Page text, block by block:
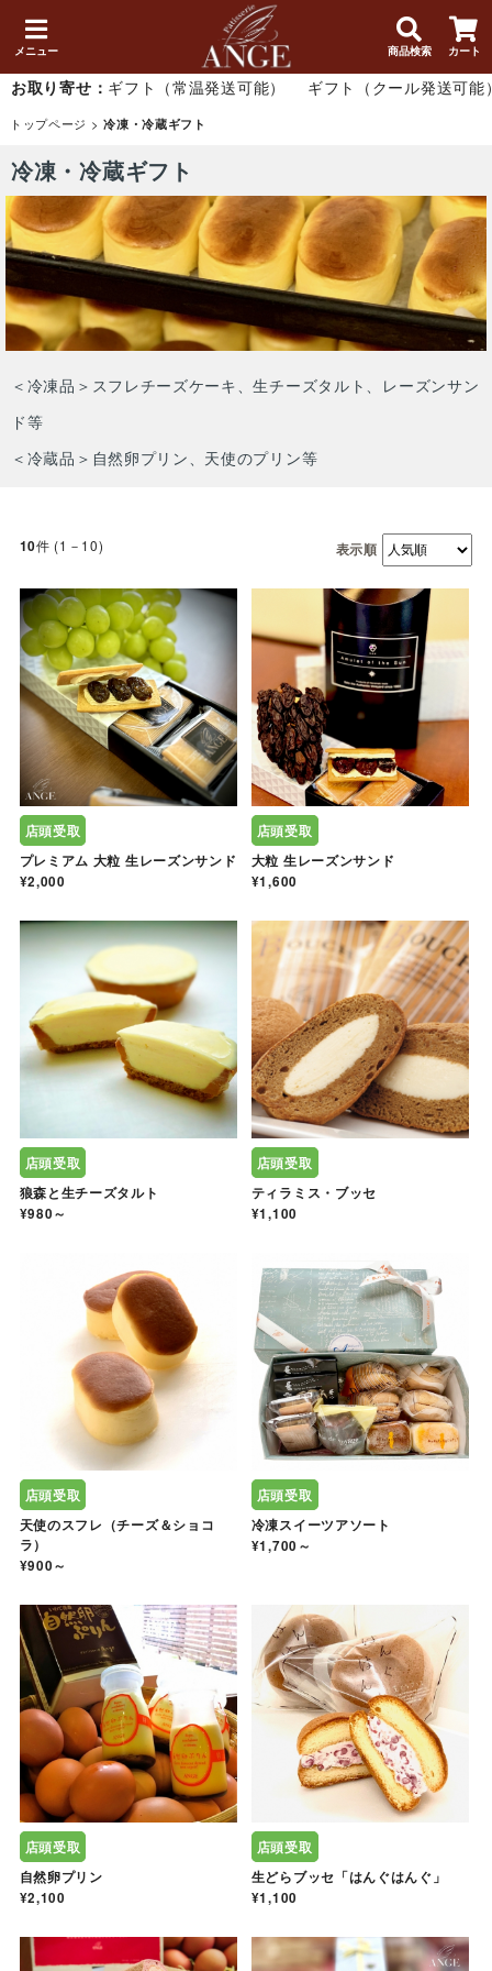
メニュー 商品検索 カート
お取り寄せ： ギフト（常温発送可能） ギフト（クール発送可能
トップページ >冷凍・冷蔵ギフト
冷凍・冷蔵ギフト
＜冷凍品＞スフレチーズケーキ、生チーズタルト、レーズンサン
ド等
＜冷蔵品＞自然卵プリン、天使のプリン等
10件 (1－10) 表示順
店頭受取
プレミアム 大粒 生レーズンサンド
¥2,000
店頭受取
大粒 生レーズンサンド
¥1,600
店頭受取
狼森と生チーズタルト
¥980～
店頭受取
ティラミス・ブッセ
¥1,100
店頭受取
天使のスフレ（チーズ＆ショコ
ラ）
¥900～
店頭受取
冷凍スイーツアソート
¥1,700～
店頭受取
自然卵プリン
¥2,100
店頭受取
生どらブッセ「はんぐはんぐ」
¥1,100